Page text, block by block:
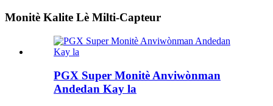
Monitè Kalite Lè Milti-Capteur
PGX Super Monitè Anviwònman
Andedan Kay la